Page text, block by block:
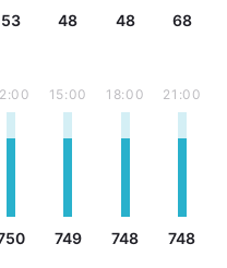
53 48 48 68
15:00
749
18:00
748
21:00
748